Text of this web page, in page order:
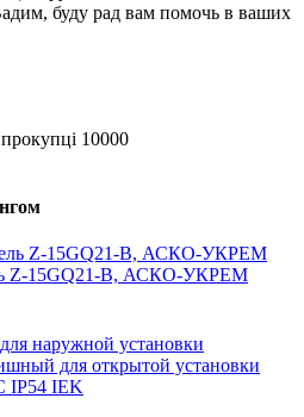
буду рад вам помочь в ваших
10000
Z-15GQ21-B, АСКО-УКРЕМ
для открытой установки
IEK